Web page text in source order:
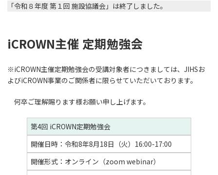
「令和８年度 第１回 施設協議会」は終了しました。
iCROWN主催 定期勉強会
※iCROWN主催定期勉強会の受講対象者につきましては、JIHSお
よびiCROWN事業のご関係者に限らせていただいております。
何卒ご理解賜ります様お願い申し上げます。
第4回 iCROWN定期勉強会
開催日時：令和8年8月18日（火）16:00-17:00
開催形式：オンライン（zoom webinar）